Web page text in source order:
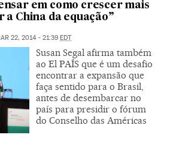
em como crescer mais
China da equação”
22, 2014 - 21:39 EDT
Susan Segal afirma também
ao El PAÍS que é um desafio
encontrar a expansão que
faça sentido para o Brasil,
antes de desembarcar no
país para presidir o fórum
do Conselho das Américas